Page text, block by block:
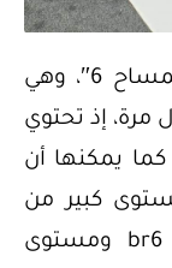
* شهد المعرض عرض المدرعة “تمساح 6″، وهي
إذ تحتوي
يمكنها أن
كبير من
الحماية ضد المقذوفات والألغام br6 ومستوى